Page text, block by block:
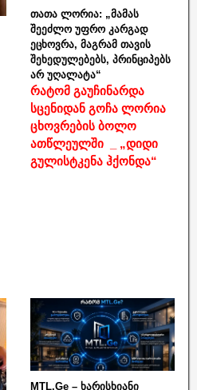
თათა ლორია: „მამას
შეეძლო უფრო კარგად
ეცხოვრა, მაგრამ თავის
შეხედულებებს, პრინციპებს
არ უღალატა“
რატომ გაუჩინარდა
სცენიდან გოჩა ლორია
ცხოვრების ბოლო
ათწლეულში _ „დიდი
გულისტკენა ჰქონდა“
MTL.Ge – ხარისხიანი